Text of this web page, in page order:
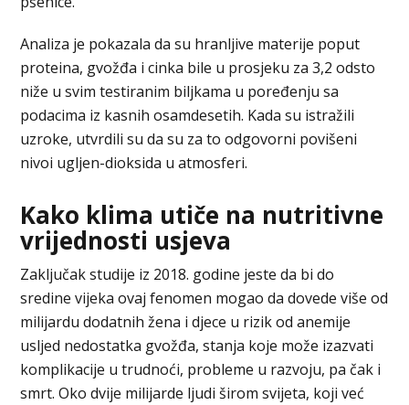
Analiza je pokazala da su hranljive materije poput
proteina, gvožđa i cinka bile u prosjeku za 3,2 odsto
niže u svim testiranim biljkama u poređenju sa
podacima iz kasnih osamdesetih. Kada su istražili
uzroke, utvrdili su da su za to odgovorni povišeni
nivoi ugljen-dioksida u atmosferi.
Kako klima utiče na nutritivne
vrijednosti usjeva
Zaključak studije iz 2018. godine jeste da bi do
sredine vijeka ovaj fenomen mogao da dovede više od
milijardu dodatnih žena i djece u rizik od anemije
usljed nedostatka gvožđa, stanja koje može izazvati
komplikacije u trudnoći, probleme u razvoju, pa čak i
smrt. Oko dvije milijarde ljudi širom svijeta, koji već